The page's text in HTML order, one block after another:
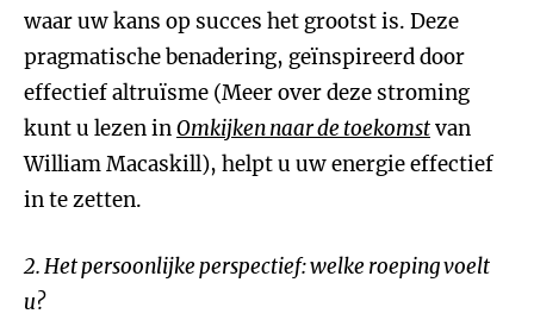
waar uw kans op succes het grootst is. Deze
pragmatische benadering, geïnspireerd door
effectief altruïsme (Meer over deze stroming
kunt u lezen inOmkijken naar de toekomstvan
William Macaskill), helpt u uw energie effectief
in te zetten.
2. Het persoonlijke perspectief: welke roeping voelt
u?